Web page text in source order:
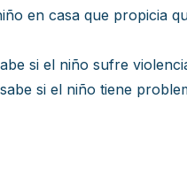
en casa que propicia
si el niño sufre
si el niño tiene